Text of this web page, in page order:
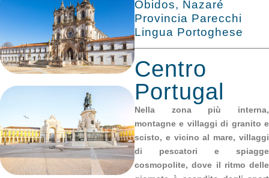
Obidos, Nazaré
Provincia Parecchi
Lingua Portoghese
Centro
Portugal
Nella zona più interna,
montagne e villaggi di granito e
scisto, e vicino al mare, villaggi
di pescatori e spiagge
cosmopolite, dove il ritmo delle